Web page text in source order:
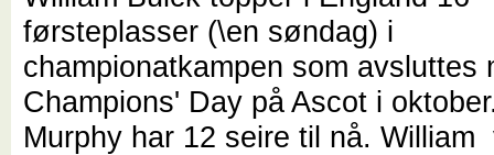
førsteplasser (\en søndag) i
championatkampen som avsluttes
Champions' Day på Ascot i
Murphy har 12 seire til nå. William